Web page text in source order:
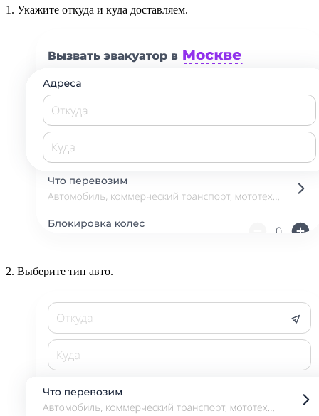
1. Укажите откуда и куда доставляем.
2. Выберите тип авто.